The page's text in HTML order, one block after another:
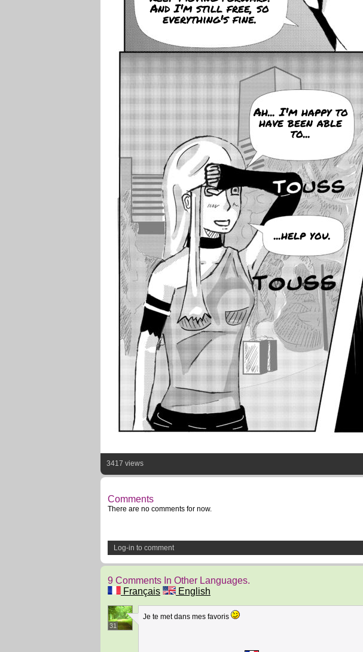
And I'm still free, so
everything's fine.
Ah... I'm happy to
have been able
to...
...help you.
3417 views
Comments
There are no comments for now.
Log-in to comment
9 Comments In Other Languages.
Français
English
31
Je te met dans mes favoris